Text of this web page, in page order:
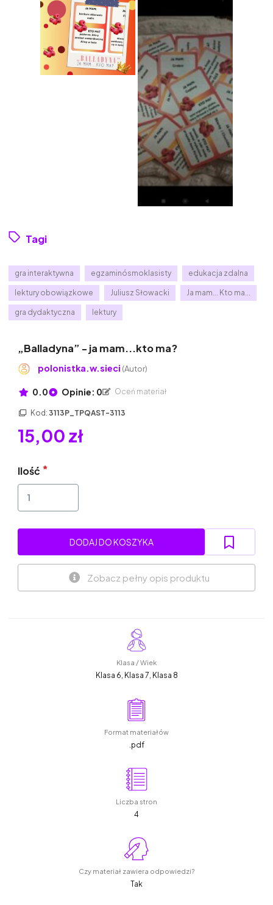
Tagi
gra interaktywna egzaminósmoklasisty edukacja zdalna
lektury obowiązkowe Juliusz Słowacki Ja mam... Kto ma...
gra dydaktyczna lektury
„Balladyna” - ja mam...kto ma?
polonistka.w.sieci (Autor)
0.0 Opinie: 0 Oceń materiał
Kod: 3113P_TPQAST-3113
15,00 zł
Ilość
DODAJ DO KOSZYKA
Zobacz pełny opis produktu
Klasa / Wiek
Klasa 6, Klasa 7, Klasa 8
Format materiałów
.pdf
Liczba stron
4
Czy materiał zawiera odpowiedzi?
Tak